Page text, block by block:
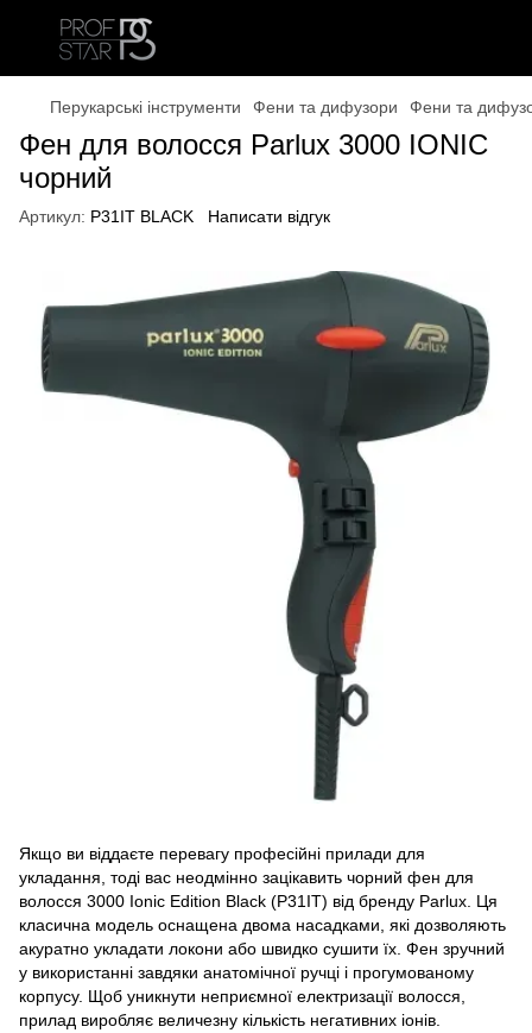
Перукарські інструменти Фени та дифузори Фени та
Фен для волосся Parlux 3000 IONIC
чорний
Артикул: P31IT BLACK Написати відгук
Якщо ви віддаєте перевагу професійні прилади для
укладання, тоді вас неодмінно зацікавить чорний фен для
волосся 3000 Ionic Edition Black (P31IT) від бренду Parlux. Ця
класична модель оснащена двома насадками, які дозволяють
акуратно укладати локони або швидко сушити їх. Фен зручний
у використанні завдяки анатомічної ручці і прогумованому
корпусу. Щоб уникнути неприємної електризації волосся,
прилад виробляє величезну кількість негативних іонів.